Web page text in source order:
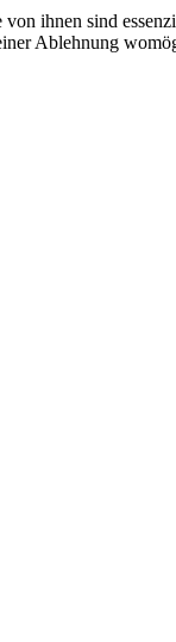
ihnen sind
Ablehnung